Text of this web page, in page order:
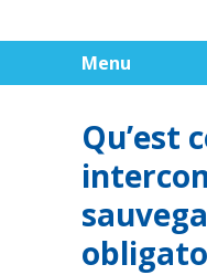
Menu
Qu’est